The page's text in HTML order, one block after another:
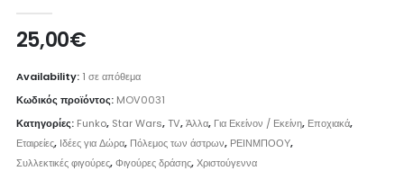
25,00€
Availability: 1 σε απόθεμα
Κωδικός προϊόντος: MOV0031
Κατηγορίες: Funko, Star Wars,TV,Άλλα, Για Εκείνον / Εκείνη, Εποχιακά,
Εταιρείες, Ιδέες για Δώρα, Πόλεμος των άστρων, ΡΕΙΝΜΠΟΟΥ,
Συλλεκτικές φιγούρες,Φιγούρες δράσης,Χριστούγεννα